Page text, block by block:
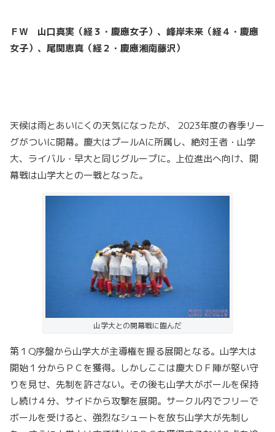
ＦＷ 山口真実（経３・慶應女子）、峰岸未来（経４・慶應
女子）、尾関恵真（経２・慶應湘南藤沢）
天候は雨とあいにくの天気になったが、 2023年度の春季リー
グがついに開幕。慶大はプールAに所属し、絶対王者・山学
大、ライバル・早大と同じグループに。上位進出へ向け、開
幕戦は山学大との一戦となった。
山学大との開幕戦に臨んだ
第１Q序盤から山学大が主導権を握る展開となる。山学大は
開始１分からＰＣを獲得。しかしここは慶大ＤＦ陣が堅い守
りを見せ、先制を許さない。その後も山学大がボールを保持
し続け４分、サイドから攻撃を展開。サークル内でフリーで
ボールを受けると、強烈なシュートを放ち山学大が先制し